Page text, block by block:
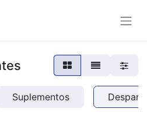
Suplementos